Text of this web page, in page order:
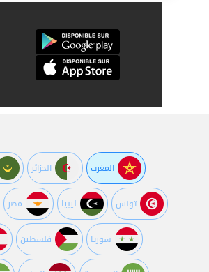
المغرب الجزائر
تونس ليبيا مصر
سوريا فلسطين